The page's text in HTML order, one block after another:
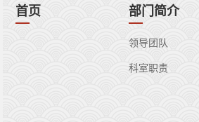
首页 部门简介
领导团队
科室职责